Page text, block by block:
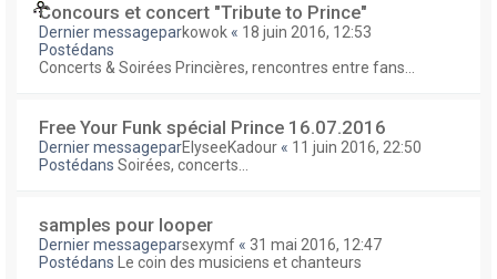
Concours et concert "Tribute to Prince"
Dernier messageparkowok « 18 juin 2016, 12:53
Postédans
Concerts & Soirées Princières, rencontres entre fans...
Free Your Funk spécial Prince 16.07.2016
Dernier messageparElyseeKadour « 11 juin 2016, 22:50
Postédans Soirées, concerts...
samples pour looper
Dernier messageparsexymf « 31 mai 2016, 12:47
Postédans
Le coin des musiciens et chanteurs